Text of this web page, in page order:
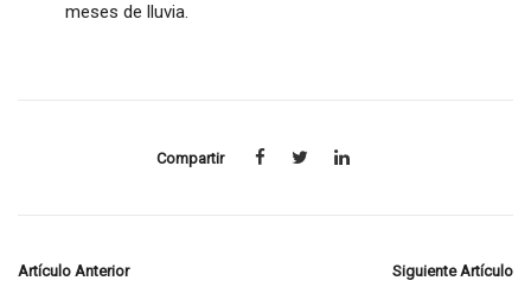
meses de lluvia.
Compartir
Artículo Anterior Siguiente Artículo